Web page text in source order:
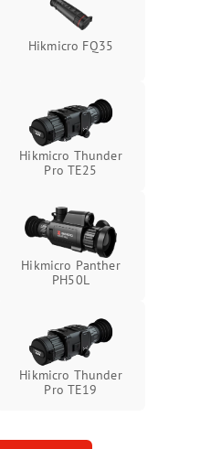
Подробнее →
1500 ₽ Подробнее →
Подробнее →
1500 ₽ Подробнее →
Hikmicro FQ35
Hikmicro Thunder
Pro TE25
Hikmicro Panther
PH50L
Hikmicro Thunder
Pro TE19